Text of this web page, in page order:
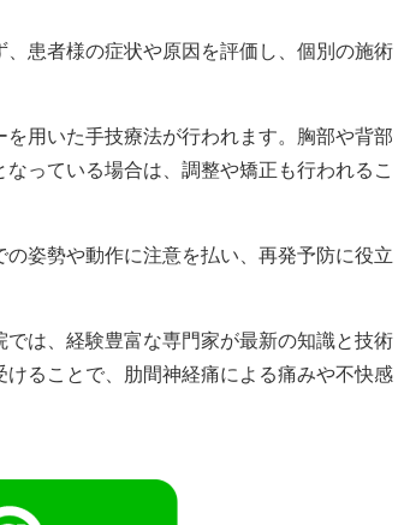
患者様の症状や原因を評価し、個別の施術
用いた手技療法が行われます。胸部や背部
っている場合は、調整や矯正も行われるこ
姿勢や動作に注意を払い、再発予防に役立
は、経験豊富な専門家が最新の知識と技術
ることで、肋間神経痛による痛みや不快感